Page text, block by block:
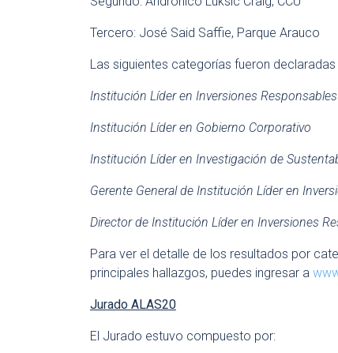
Tercero: José Said Saffie, Parque Arauco
Las siguientes categorías fueron
Institución Líder en Inversiones Responsables
Institución Líder en Gobierno Corporativo
Institución Líder en Investigación de
Gerente General de Institución Líder en
Director de Institución Líder en Inversiones
Para ver el detalle de los resultados por
principales hallazgos, puedes ingresar a
Jurado ALAS20
El Jurado estuvo compuesto por: